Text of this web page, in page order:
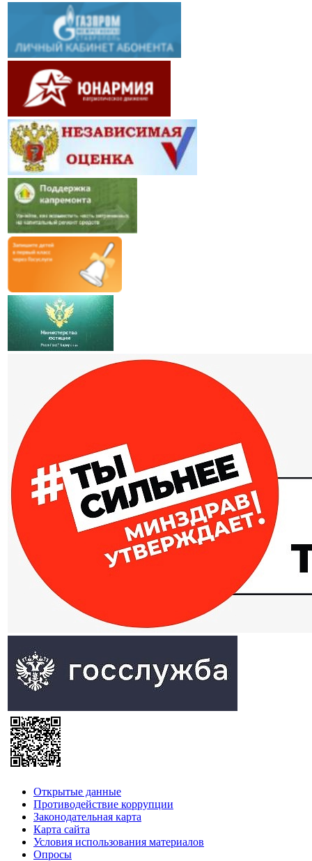
Открытые данные
Противодействие коррупции
Законодательная карта
Карта сайта
Условия использования материалов
Опросы